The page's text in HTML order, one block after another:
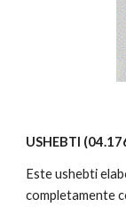
USHEBTI
Este ushebti
completamente